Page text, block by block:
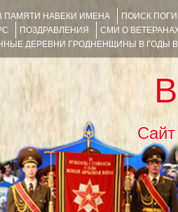
ПАМЯТИ НАВЕКИ ИМЕНА ПОИСК
ПОЗДРАВЛЕНИЯ СМИ О
ДЕРЕВНИ ГРОДНЕНЩИНЫ В ГОДЫ